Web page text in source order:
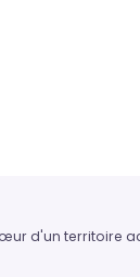
d'un territoire